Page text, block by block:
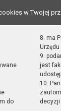
w Twojej
do
8. ma
9.
jest
10.
decyzji